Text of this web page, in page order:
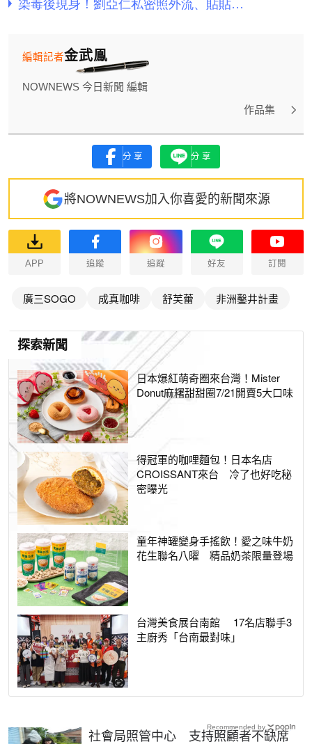
金武鳯
編輯記者
NOWNEWS 今日新聞 編輯
作品集
分享 分享
將NOWNEWS加入你喜愛的新聞來源
APP 追蹤 追蹤 好友 訂閱
廣三SOGO 成真咖啡 舒芙蕾 非洲鑿井計畫
探索新聞
日本爆紅萌奇圈來台灣！Mister
Donut麻糬甜甜圈7/21開賣5大口味
得冠軍的咖哩麵包！日本名店
CROISSANT來台 冷了也好吃秘
密曝光
童年神罐變身手搖飲！愛之味牛奶
花生聯名八曜 精品奶茶限量登場
台灣美食展台南館 17名店聯手3
主廚秀「台南最對味」
社會局照管中心 支持照顧者不缺席
Recommended by